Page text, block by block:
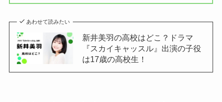
あわせて読みたい
新井美羽の高校はどこ？ドラマ
『スカイキャッスル』出演の子役
は17歳の高校生！